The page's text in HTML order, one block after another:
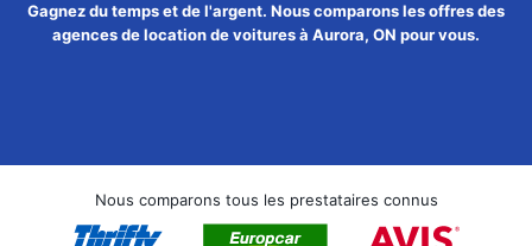
Gagnez du temps et de l'argent. Nous comparons les offres des
agences de location de voitures à Aurora, ON pour vous.
Nous comparons tous les prestataires connus